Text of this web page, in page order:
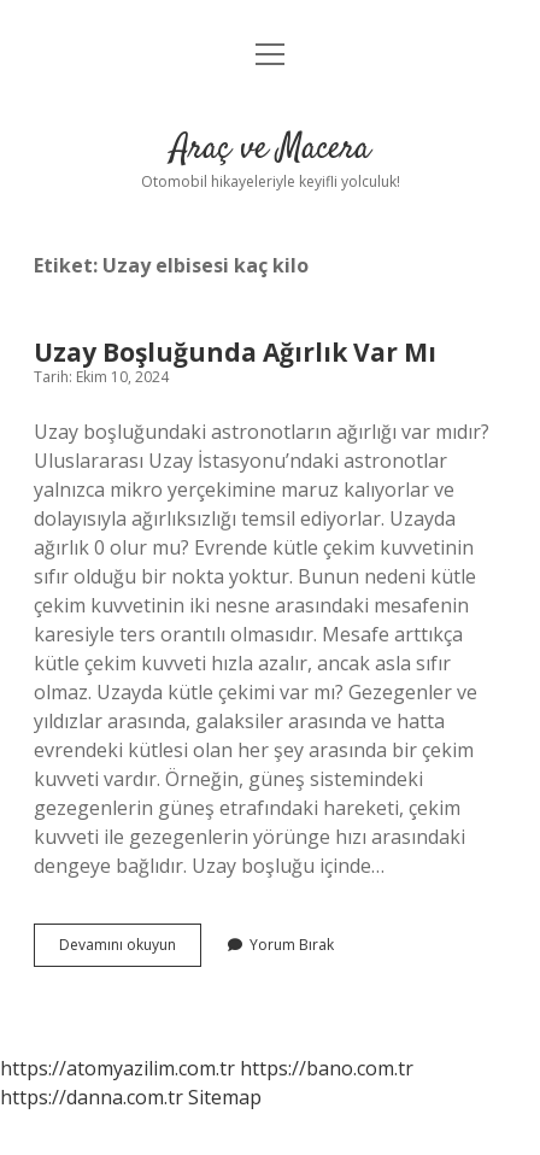
Anasayfa
Yasal Uyarı
menüyü
Araç ve Macera
Otomobil hikayeleriyle keyifli yolculuk!
Etiket: Uzay elbisesi kaç kilo
Uzay Boşluğunda Ağırlık Var Mı
Tarih: Ekim 10, 2024
Uzay boşluğundaki astronotların ağırlığı var mıdır?
Uluslararası Uzay İstasyonu’ndaki astronotlar
yalnızca mikro yerçekimine maruz kalıyorlar ve
dolayısıyla ağırlıksızlığı temsil ediyorlar. Uzayda
ağırlık 0 olur mu? Evrende kütle çekim kuvvetinin
sıfır olduğu bir nokta yoktur. Bunun nedeni kütle
çekim kuvvetinin iki nesne arasındaki mesafenin
karesiyle ters orantılı olmasıdır. Mesafe arttıkça
kütle çekim kuvveti hızla azalır, ancak asla sıfır
olmaz. Uzayda kütle çekimi var mı? Gezegenler ve
yıldızlar arasında, galaksiler arasında ve hatta
evrendeki kütlesi olan her şey arasında bir çekim
kuvveti vardır. Örneğin, güneş sistemindeki
gezegenlerin güneş etrafındaki hareketi, çekim
kuvveti ile gezegenlerin yörünge hızı arasındaki
dengeye bağlıdır. Uzay boşluğu içinde…
Devamını okuyun
Boşluğunda
Yorum Bırak
https://atomyazilim.com.tr https://bano.com.tr
https://danna.com.trSitemap